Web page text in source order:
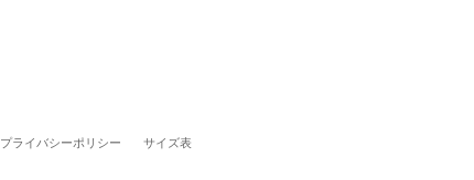
プライバシーポリシー サイズ表